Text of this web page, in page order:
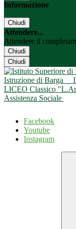
Informazione
Chiudi
Attendere...
Attendere il
Chiudi
Chiudi
Istruzione di Barga
LICEO Classico
Assistenza Sociale
Facebook
Youtube
Instagram